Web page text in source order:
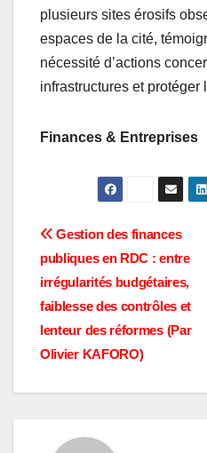
plusieurs sites érosifs
espaces de la cité,
nécessité d’actions
infrastructures et protéger
Finances & Entreprises
Navigation
de
l’article
Gestion des finances
publiques en RDC : entre
irrégularités budgétaires,
faiblesse des contrôles et
lenteur des réformes (Par
Olivier KAFORO)